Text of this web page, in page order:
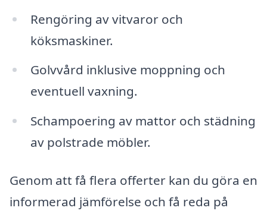
Rengöring av vitvaror och
köksmaskiner.
Golvvård inklusive moppning och
eventuell vaxning.
Schampoering av mattor och städning
av polstrade möbler.
Genom att få flera offerter kan du göra en
informerad jämförelse och få reda på